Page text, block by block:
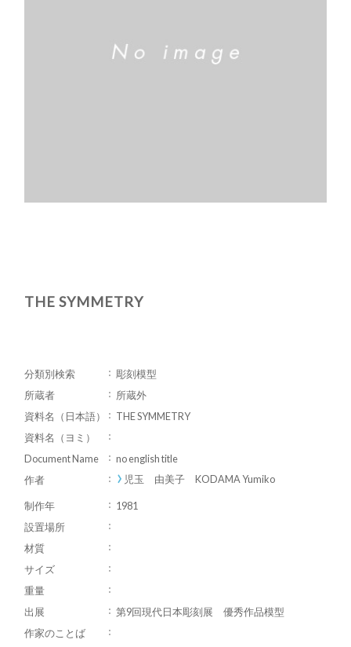
THE SYMMETRY
分類別検索
彫刻模型
所蔵者
所蔵外
資料名（日本語）
THE SYMMETRY
資料名（ヨミ）
Document Name
no english title
作者
児玉 由美子 KODAMA Yumiko
制作年
1981
設置場所
材質
サイズ
重量
出展
第9回現代日本彫刻展 優秀作品模型
作家のことば